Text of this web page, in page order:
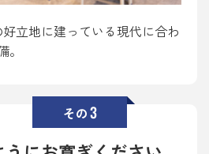
立地に建っている現代に合わ
その3